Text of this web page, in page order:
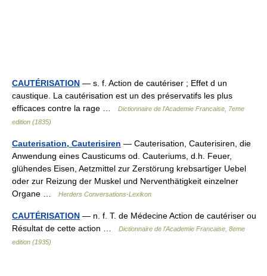
CAUTÉRISATION — s. f. Action de cautériser ; Effet d un
caustique. La cautérisation est un des préservatifs les plus
efficaces contre la rage …
Dictionnaire de l'Academie Francaise, 7eme
edition (1835)
Cauterisation, Cauterisiren — Cauterisation, Cauterisiren, die
Anwendung eines Causticums od. Cauteriums, d.h. Feuer,
glühendes Eisen, Aetzmittel zur Zerstörung krebsartiger Uebel
oder zur Reizung der Muskel und Nerventhätigkeit einzelner
Organe …
Herders Conversations-Lexikon
CAUTÉRISATION — n. f. T. de Médecine Action de cautériser ou
Résultat de cette action …
Dictionnaire de l'Academie Francaise, 8eme
edition (1935)